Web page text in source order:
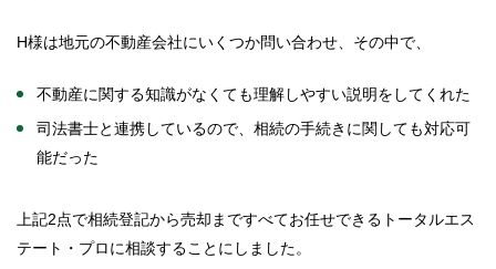
H様は地元の不動産会社にいくつか問い合わせ、その中で、
不動産に関する知識がなくても理解しやすい説明をしてくれた
司法書士と連携しているので、相続の手続きに関しても対応可
能だった
上記2点で相続登記から売却まですべてお任せできるトータルエス
テート・プロに相談することにしました。